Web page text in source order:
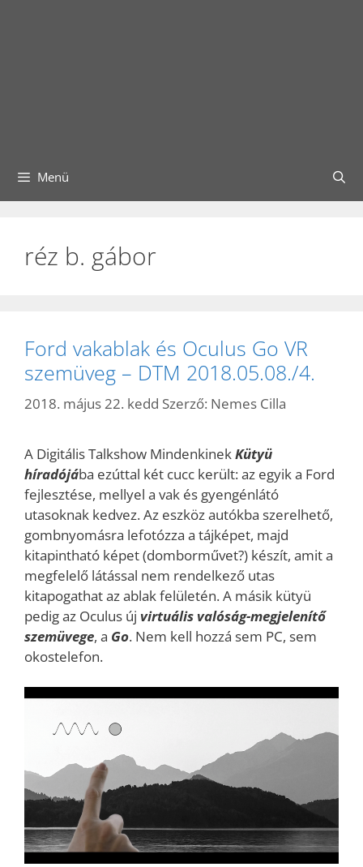
Menü
réz b. gábor
Ford vakablak és Oculus Go VR
szemüveg – DTM 2018.05.08./4.
2018. május 22. kedd Szerző: Nemes Cilla
A Digitális Talkshow MindenkinekKütyü
híradójába ezúttal két cucc került: az egyik a Ford
fejlesztése, mellyel a vak és gyengénlátó
utasoknak kedvez. Az eszköz autókba szerelhető,
gombnyomásra lefotózza a tájképet, majd
kitapintható képet (domborművet?) készít, amit a
megfelelő látással nem rendelkező utas
kitapogathat az ablak felületén. A másik kütyü
pedig az Oculus új virtuális valóság-megjelenítő
szemüvege, a Go. Nem kell hozzá sem PC, sem
okostelefon.